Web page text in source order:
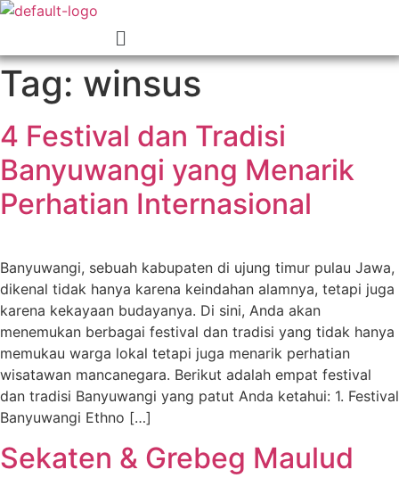
Menu
Tag: winsus
4 Festival dan Tradisi
Banyuwangi yang Menarik
Perhatian Internasional
Banyuwangi, sebuah kabupaten di ujung timur pulau Jawa,
dikenal tidak hanya karena keindahan alamnya, tetapi juga
karena kekayaan budayanya. Di sini, Anda akan
menemukan berbagai festival dan tradisi yang tidak hanya
memukau warga lokal tetapi juga menarik perhatian
wisatawan mancanegara. Berikut adalah empat festival
dan tradisi Banyuwangi yang patut Anda ketahui: 1. Festival
Banyuwangi Ethno […]
Sekaten & Grebeg Maulud